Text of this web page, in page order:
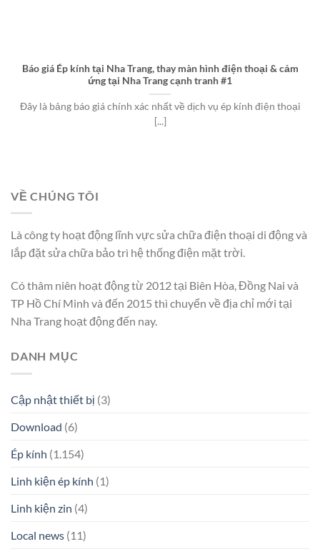
Báo giá Ép kính tại Nha Trang, thay màn hình điện thoại & cảm
ứng tại Nha Trang cạnh tranh #1
Đây là bảng báo giá chính xác nhất về dịch vụ ép kính điện thoại
[...]
VỀ CHÚNG TÔI
Là công ty hoạt động lĩnh vực sửa chữa điện thoại di động và
lắp đặt sửa chữa bảo trì hệ thống điện mặt trời.
Có thâm niên hoạt động từ 2012 tại Biên Hòa, Đồng Nai và
TP Hồ Chí Minh và đến 2015 thì chuyển về địa chỉ mới tại
Nha Trang hoạt động đến nay.
DANH MỤC
Cập nhật thiết bị (3)
Download (6)
Ép kính (1.154)
Linh kiện ép kính (1)
Linh kiện zin (4)
Local news (11)